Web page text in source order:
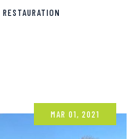
RESTAURATION
MAR 01, 2021